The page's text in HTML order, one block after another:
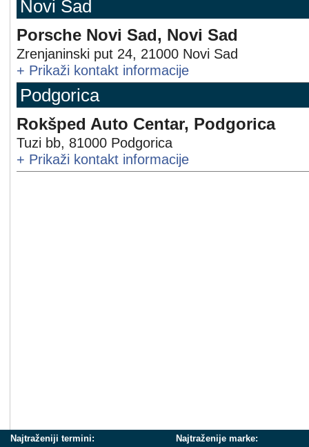
Novi Sad
Porsche Novi Sad, Novi Sad
Zrenjaninski put 24, 21000 Novi Sad
+ Prikaži kontakt informacije
Podgorica
Rokšped Auto Centar, Podgorica
Tuzi bb, 81000 Podgorica
+ Prikaži kontakt informacije
Najtraženiji termini:
Najtraženije marke: